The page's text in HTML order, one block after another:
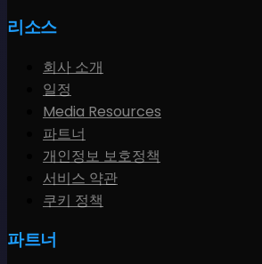
리소스
회사 소개
일정
Media Resources
파트너
개인정보 보호정책
서비스 약관
쿠키 정책
파트너